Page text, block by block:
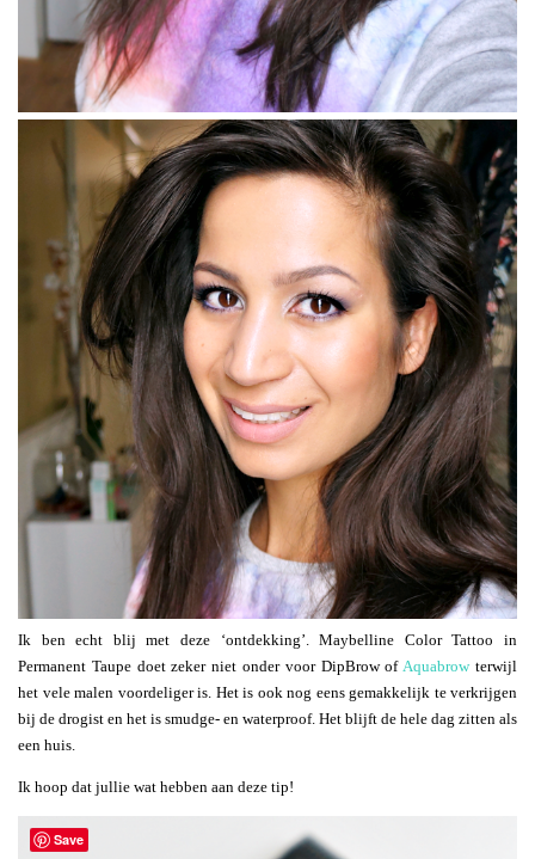
Ik ben echt blij met deze ‘ontdekking’. Maybelline Color Tattoo in
Permanent Taupe doet zeker niet onder voor DipBrow of Aquabrowterwijl
het vele malen voordeliger is. Het is ook nog eens gemakkelijk te verkrijgen
bij de drogist en het is smudge- en waterproof. Het blijft de hele dag zitten als
een huis.
Ik hoop dat jullie wat hebben aan deze tip!
Save